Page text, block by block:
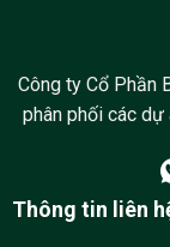
Công ty Cổ Phần
phân phối các
Thông tin liên